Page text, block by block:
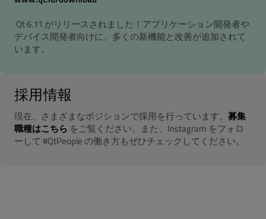
Qt 6.11 がリリースされました！アプリケーション開発者や
デバイス開発者向けに、多くの新機能と改善が追加されて
います。
採用情報
現在、さまざまなポジションで採用を行っています。 募集
職種はこちら をご覧ください。また、Instagram をフォロ
ーして #QtPeople の働き方もぜひチェックしてください。